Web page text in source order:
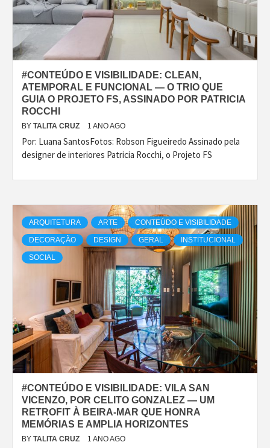
#CONTEÚDO E VISIBILIDADE: CLEAN,
ATEMPORAL E FUNCIONAL — O TRIO QUE
GUIA O PROJETO FS, ASSINADO POR PATRICIA
ROCCHI
BY TALITA CRUZ 1 ANO AGO
Por: Luana SantosFotos: Robson Figueiredo Assinado pela
designer de interiores Patricia Rocchi, o Projeto FS
ARQUITETURA ARTE CONTEÚDO E VISIBILIDADE
DECORAÇÃO DESIGN GERAL INSTITUCIONAL
SOCIAL
#CONTEÚDO E VISIBILIDADE: VILA SAN
VICENZO, POR CELITO GONZALEZ — UM
RETROFIT À BEIRA-MAR QUE HONRA
MEMÓRIAS E AMPLIA HORIZONTES
BY TALITA CRUZ 1 ANO AGO